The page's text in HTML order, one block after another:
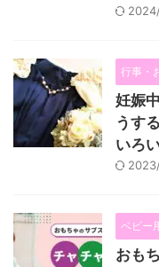
行事・
妊娠
うす
いろ
ベビー
おも